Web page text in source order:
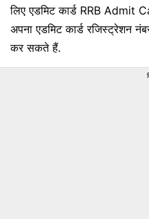
लिए एडमिट कार्ड RRB Admit
अपना एडमिट कार्ड रजिस्ट्रेशन
कर सकते हैं.